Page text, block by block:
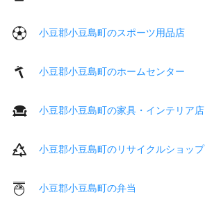
小豆郡小豆島町のスポーツ用品店
小豆郡小豆島町のホームセンター
小豆郡小豆島町の家具・インテリア店
小豆郡小豆島町のリサイクルショップ
小豆郡小豆島町の弁当